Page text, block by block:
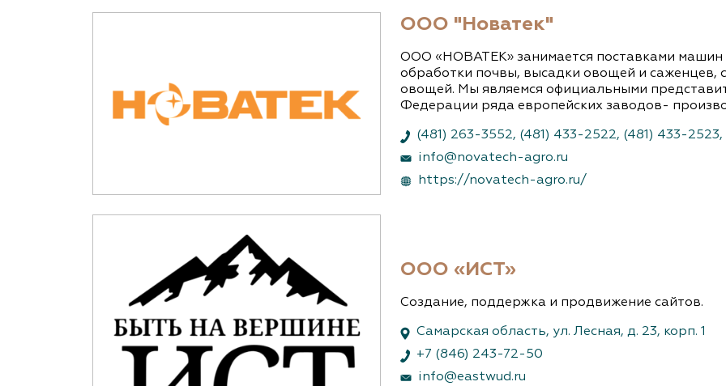
ООО "Новатек"
ООО «НОВАТЕК» занимается поставками машин
обработки почвы, высадки овощей и саженцев,
овощей. Мы являемся официальными
Федерации ряда европейских заводов-
(481) 263-3552, (481) 433-2522, (481) 433-2523,
info@novatech-agro.ru
https://novatech-agro.ru/
ООО «ИСТ»
Создание, поддержка и продвижение сайтов.
Самарская область, ул. Лесная, д. 23, корп. 1
+7 (846) 243-72-50
info@eastwud.ru